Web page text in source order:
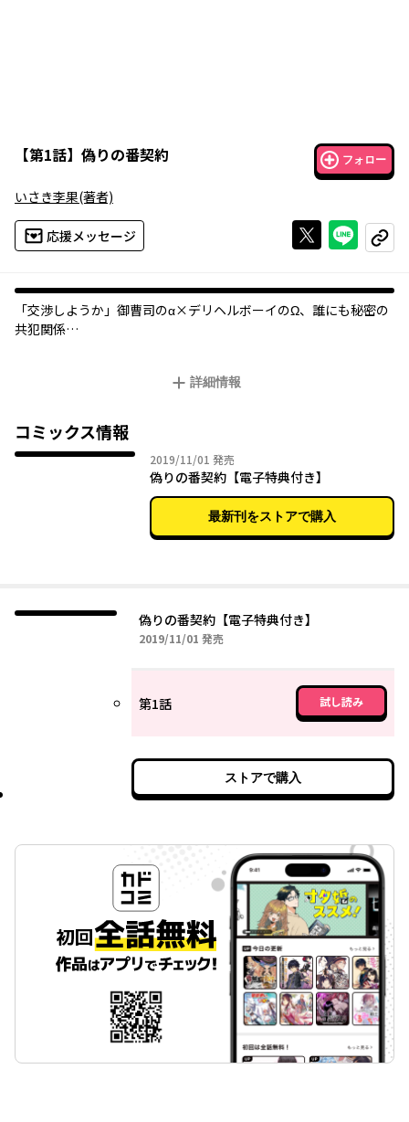
【第1話】 偽りの番契約 フォロー
いさき李果(著者)
応援メッセージ Xで投稿する
ライン
コピー
「交渉しようか」御曹司のα×デリヘルボーイのΩ、誰にも秘密の
共犯関係
る。そこは、上流階級のαとΩが出会うために作られた秘密の場所
企業の御曹司・和泉澤佑に助けられる。良いカモになるかも…と
軽い気持ちで接していたが、身分を偽っていることがバレてしま
「秘密にする代わりに…恋人のフリをしてくれないか――」
詳細情報
コミックス情報
2019/11/01 2019年11月01日
発売
偽りの番契約【電子特典付き】
最新刊をストアで購入
偽りの番契約【電子特典付き】
2019/11/01 2019年11月01日
発売
第1話 試し読み
ストアで購入